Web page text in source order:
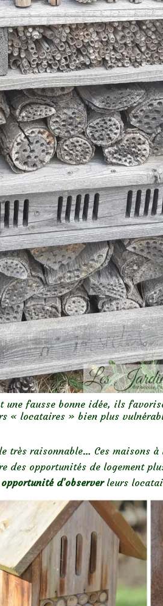
une fausse bonne idée, ils
« locataires » bien plus
raisonnable… Ces maisons à
des opportunités de logement
d’observerleurs